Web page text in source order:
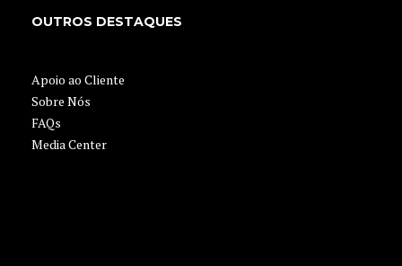
OUTROS DESTAQUES
Apoio ao Cliente
Sobre Nós
FAQs
Media Center